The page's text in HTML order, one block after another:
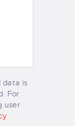
data is
For
user